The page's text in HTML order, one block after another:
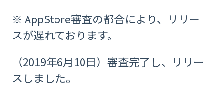
※ AppStore審査の都合により、リリー
スが遅れております。
（2019年6月10日）審査完了し、リリー
スしました。